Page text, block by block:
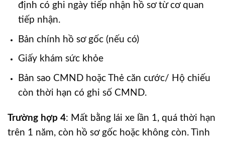
định có ghi ngày tiếp nhận hồ sơ từ cơ quan
tiếp nhận.
Bản chính hồ sơ gốc (nếu có)
Giấy khám sức khỏe
Bản sao CMND hoặc Thẻ căn cước/ Hộ chiếu
còn thời hạn có ghi số CMND.
Trường hợp 4: Mất bằng lái xe lần 1, quá thời hạn
trên 1 năm, còn hồ sơ gốc hoặc không còn. Tình